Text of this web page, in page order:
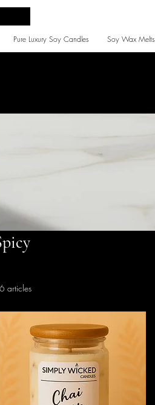
Pure Luxury Soy Candles Soy Wax Melts
articles